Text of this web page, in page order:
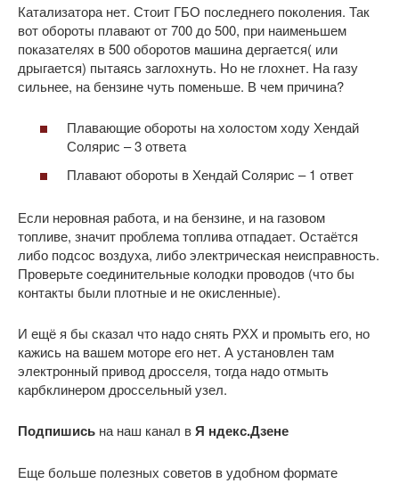
Катализатора нет. Стоит ГБО последнего поколения. Так
вот обороты плавают от 700 до 500, при наименьшем
показателях в 500 оборотов машина дергается( или
дрыгается) пытаясь заглохнуть. Но не глохнет. На газу
сильнее, на бензине чуть поменьше. В чем причина?
Плавающие обороты на холостом ходу Хендай
Солярис – 3 ответа
Плавают обороты в Хендай Солярис – 1 ответ
Если неровная работа, и на бензине, и на газовом
топливе, значит проблема топлива отпадает. Остаётся
либо подсос воздуха, либо электрическая неисправность.
Проверьте соединительные колодки проводов (что бы
контакты были плотные и не окисленные).
И ещё я бы сказал что надо снять РХХ и промыть его, но
кажись на вашем моторе его нет. А установлен там
электронный привод дросселя, тогда надо отмыть
карбклинером дроссельный узел.
Подпишись на наш канал вЯ ндекс.Дзене
Еще больше полезных советов в удобном формате